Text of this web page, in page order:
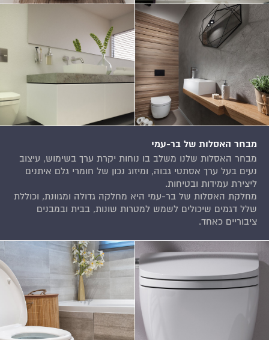
מבחר האסלות של בר-עמי
מבחר האסלות שלנו משלב בו נוחות יקרת ערך בשימוש, עיצוב
נעים בעל ערך אסתטי גבוה, ומיזוג נכון של חומרי גלם איתנים
ליצירת עמידות ובטיחות.
מחלקת האסלות של בר-עמי היא מחלקה גדולה ומגוונת, וכוללת
שלל דגמים שיכולים לשמש למטרות שונות, בבית ובמבנים
ציבוריים כאחד.